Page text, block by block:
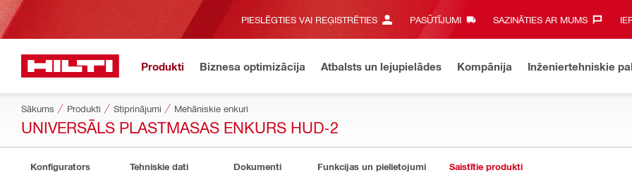
PIESLĒGTIES VAI REĢISTRĒTIES PASŪTĪJUMI SAZINĀTIES AR MUMS‎
Produkti Biznesa optimizācija Atbalsts un lejupielādes Kompānija Inženiertehniskie
Sākums Produkti Stiprinājumi Mehāniskie enkuri
UNIVERSĀLS PLASTMASAS ENKURS HUD-2
Konfigurators Tehniskie dati Dokumenti Funkcijas un pielietojumi Saistītie produkti